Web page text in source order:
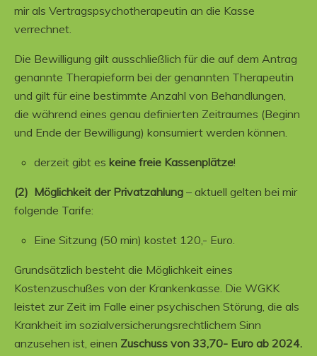
mir als Vertragspsychotherapeutin an die Kasse
verrechnet.
Die Bewilligung gilt ausschließlich für die auf dem Antrag
genannte Therapieform bei der genannten Therapeutin
und gilt für eine bestimmte Anzahl von Behandlungen,
die während eines genau definierten Zeitraumes (Beginn
und Ende der Bewilligung) konsumiert werden können.
derzeit gibt eskeine freie Kassenplätze!
(2) Möglichkeit der Privatzahlung – aktuell gelten bei mir
folgende Tarife:
Eine Sitzung (50 min) kostet 120,- Euro.
Grundsätzlich besteht die Möglichkeit eines
Kostenzuschußes von der Krankenkasse. Die WGKK
leistet zur Zeit im Falle einer psychischen Störung, die als
Krankheit im sozialversicherungsrechtlichem Sinn
anzusehen ist, einen Zuschuss von 33,70- Euro ab 2024.